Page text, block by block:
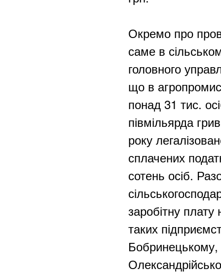
Окремо про
саме в
головного
що в
понад 31 тис.
півмільярда
року
сплачених
сотень осіб.
заробітну
таких
Бобринецькому,